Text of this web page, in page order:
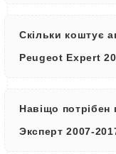
Скільки коштує
Peugeot Expert
Навіщо потрібен
Эксперт 2007-